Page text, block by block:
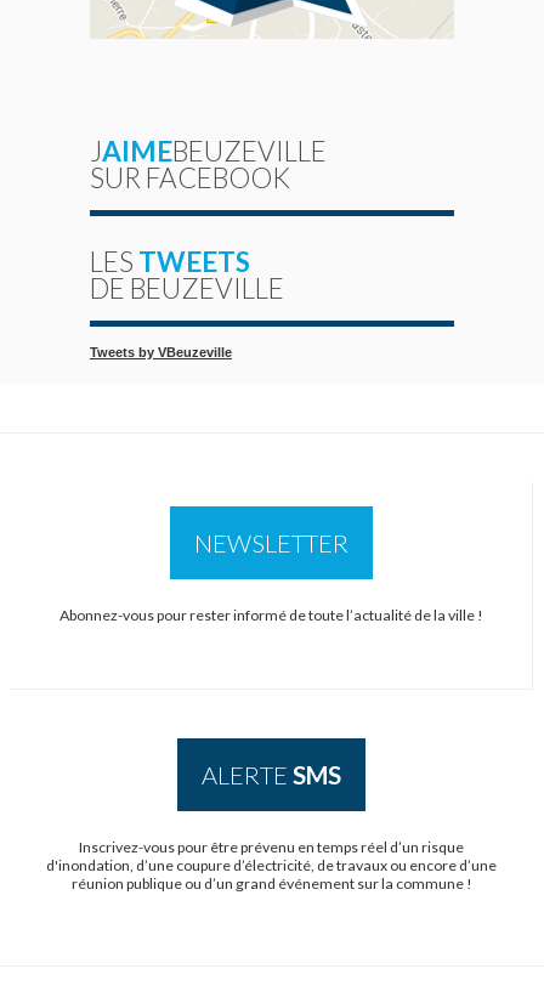
JAIMEBEUZEVILLE
SUR FACEBOOK
LES TWEETS
DE BEUZEVILLE
Tweets by VBeuzeville
NEWSLETTER
Abonnez-vous pour rester informé de toute l’actualité de la ville !
ALERTESMS
Inscrivez-vous pour être prévenu en temps réel d’un risque
d'inondation, d’une coupure d’électricité, de travaux ou encore d’une
réunion publique ou d’un grand événement sur la commune !